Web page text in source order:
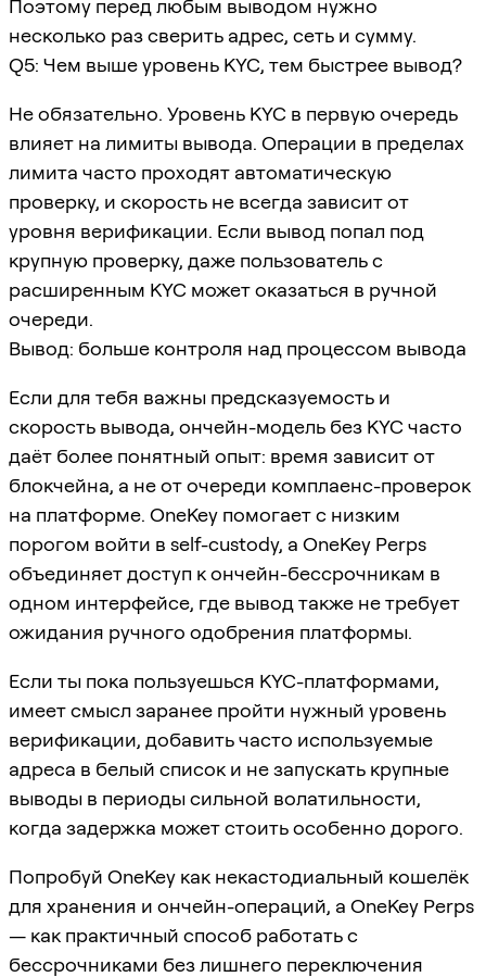
Поэтому перед любым выводом нужно
несколько раз сверить адрес, сеть и сумму.
Q5: Чем выше уровень KYC, тем быстрее вывод?
Не обязательно. Уровень KYC в первую очередь
влияет на лимиты вывода. Операции в пределах
лимита часто проходят автоматическую
проверку, и скорость не всегда зависит от
уровня верификации. Если вывод попал под
крупную проверку, даже пользователь с
расширенным KYC может оказаться в ручной
очереди.
Вывод: больше контроля над процессом вывода
Если для тебя важны предсказуемость и
скорость вывода, ончейн-модель без KYC часто
даёт более понятный опыт: время зависит от
блокчейна, а не от очереди комплаенс-проверок
на платформе. OneKey помогает с низким
порогом войти в self-custody, а OneKey Perps
объединяет доступ к ончейн-бессрочникам в
одном интерфейсе, где вывод также не требует
ожидания ручного одобрения платформы.
Если ты пока пользуешься KYC-платформами,
имеет смысл заранее пройти нужный уровень
верификации, добавить часто используемые
адреса в белый список и не запускать крупные
выводы в периоды сильной волатильности,
когда задержка может стоить особенно дорого.
Попробуй OneKey как некастодиальный кошелёк
для хранения и ончейн-операций, а OneKey Perps
— как практичный способ работать с
бессрочниками без лишнего переключения